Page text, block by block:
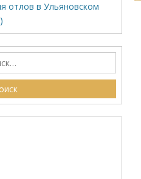
отлов в Ульяновском